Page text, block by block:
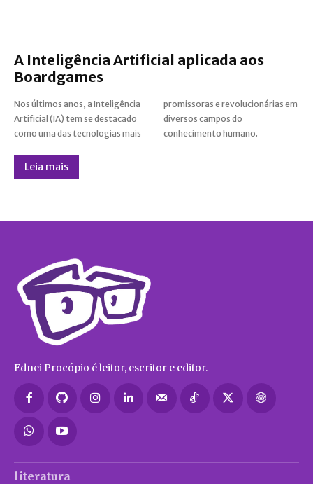
A Inteligência Artificial aplicada aos
Boardgames
Nos últimos anos, a Inteligência
Artificial (IA) tem se destacado
como uma das tecnologias mais
promissoras e revolucionárias em
diversos campos do
conhecimento humano.
Leia mais
Ednei Procópio é leitor, escritor e editor.
literatura